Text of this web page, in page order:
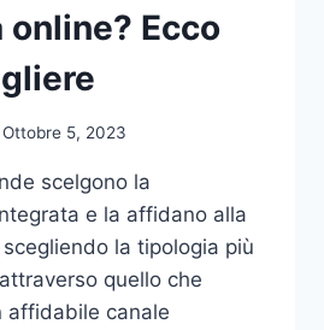
Ecco
Ottobre 5, 2023
scelgono la
e la affidano alla
la tipologia più
quello che
affidabile canale